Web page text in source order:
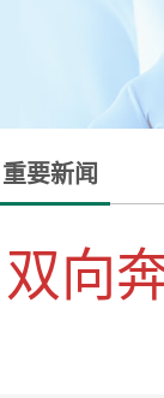
重要新闻
双向